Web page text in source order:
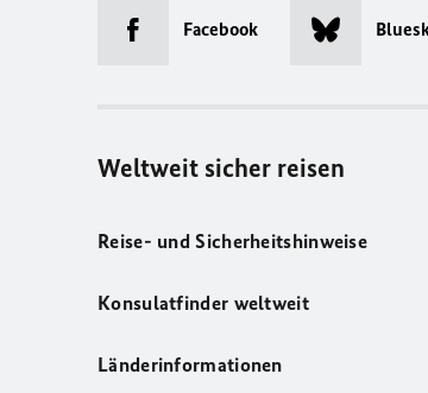
Facebook
Weltweit sicher reisen
Reise- und Sicherheitshinweise
Konsulatfinder weltweit
Länderinformationen